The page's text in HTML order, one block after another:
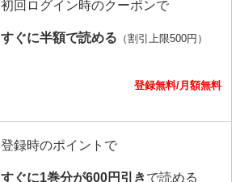
初回ログイン時のクーポンで
すぐに半額で読める （割引上限500円）
登録無料/月額無料
登録時のポイントで
すぐに1巻分が600円引きで読める